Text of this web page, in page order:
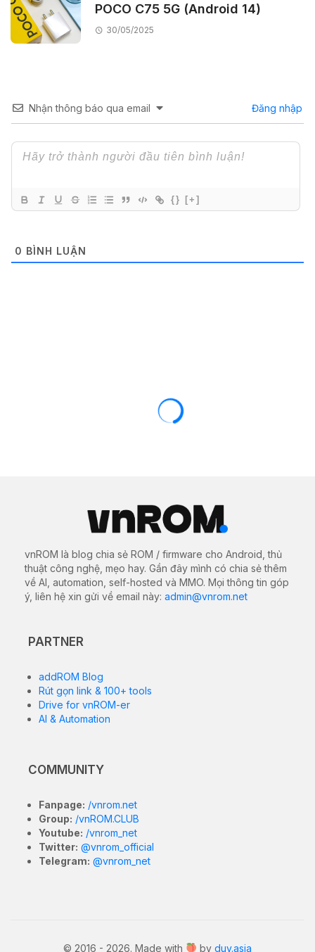
POCO C75 5G (Android 14)
30/05/2025
Nhận thông báo qua email Đăng nhập
{} [+]
0 BÌNH LUẬN
vnROM là blog chia sẻ ROM / firmware cho Android, thủ
thuật công nghệ, mẹo hay. Gần đây mình có chia sẻ thêm
về AI, automation, self-hosted và MMO. Mọi thông tin góp
ý, liên hệ xin gửi về email này: admin@vnrom.net
PARTNER
addROM Blog
Rút gọn link & 100+ tools
Drive for vnROM-er
AI & Automation
COMMUNITY
Fanpage: /vnrom.net
Group: /vnROM.CLUB
Youtube: /vnrom_net
Twitter: @vnrom_official
Telegram: @vnrom_net
© 2016 - 2026. Made with by duy.asia